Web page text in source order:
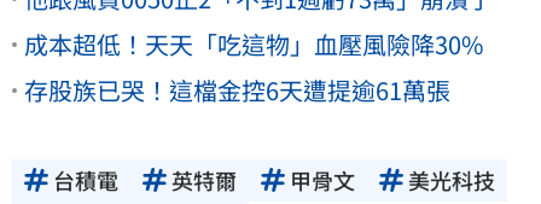
成本超低！天天「吃這物」血壓風險降30%
存股族已哭！這檔金控6天遭提逾61萬張
台積電 英特爾 甲骨文
美光科技